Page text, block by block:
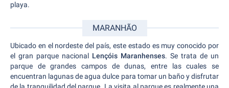
playa.
MARANHÃO
Ubicado en el nordeste del país, este estado es muy conocido por
el gran parque nacional Lençóis Maranhenses. Se trata de un
parque de grandes campos de dunas, entre las cuales se
encuentran lagunas de agua dulce para tomar un baño y disfrutar